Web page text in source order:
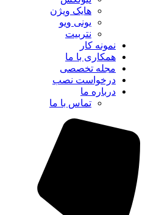
هایک ویژن
یونی ویو
نتربیت
نمونه کار
همکاری با ما
مجله تخصصی
درخواست نصب
درباره ما
تماس با ما